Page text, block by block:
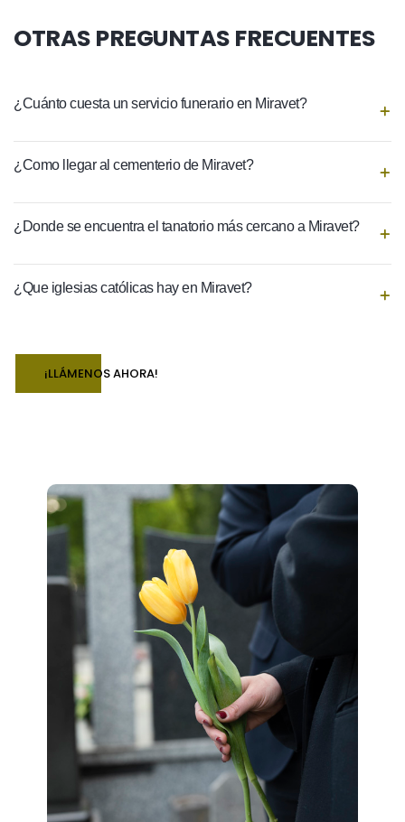
OTRAS PREGUNTAS FRECUENTES
¿Cuánto cuesta un servicio funerario en Miravet?
¿Como llegar al cementerio de Miravet?
¿Donde se encuentra el tanatorio más cercano a Miravet?
¿Que iglesias católicas hay en Miravet?
¡LLÁMENOS AHORA!